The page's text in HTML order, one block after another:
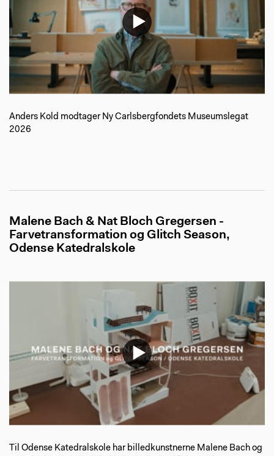
Anders Kold modtager Ny Carlsbergfondets Museumslegat
2026
Malene Bach & Nat Bloch Gregersen -
Farvetransformation og Glitch Season,
Odense Katedralskole
Til Odense Katedralskole har billedkunstnerne Malene Bach og